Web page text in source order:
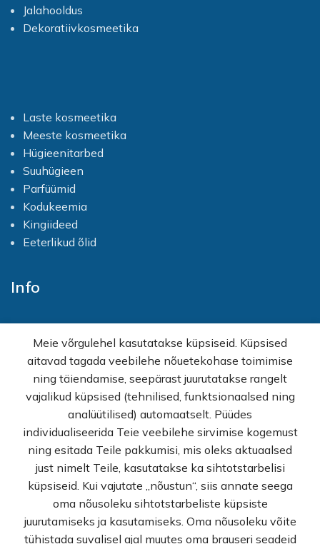
Jalahooldus
Dekoratiivkosmeetika
Laste kosmeetika
Meeste kosmeetika
Hügieenitarbed
Suuhügieen
Parfüümid
Kodukeemia
Kingiideed
Eeterlikud õlid
Info
E-pood
Kampaaniad
Hulgimüük
Ostuabi
Müügitingimused
Privaatsuspoliitika
Kontakt
© Rekvi.ee
Meie võrgulehel kasutatakse küpsiseid. Küpsised
aitavad tagada veebilehe nõuetekohase toimimise
ning täiendamise, seepärast juurutatakse rangelt
vajalikud küpsised (tehnilised, funktsionaalsed ning
analüütilised) automaatselt. Püüdes
individualiseerida Teie veebilehe sirvimise kogemust
ning esitada Teile pakkumisi, mis oleks aktuaalsed
just nimelt Teile, kasutatakse ka sihtotstarbelisi
küpsiseid. Kui vajutate „nõustun“, siis annate seega
oma nõusoleku sihtotstarbeliste küpsiste
juurutamiseks ja kasutamiseks. Oma nõusoleku võite
tühistada suvalisel ajal muutes oma brauseri seadeid